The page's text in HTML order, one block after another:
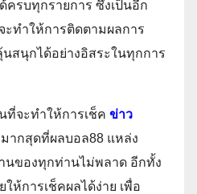
ครบทุกรายการ ซึ่งเป็นอีก
ทำให้การติดตามผลการ
สนุกได้อย่างอิสระในทุกการ
ที่จะทำให้การเช็ค ข่าว
ากสุดที่ผลบอล88 แหล่ง
นของทุกท่านไม่พลาด อีกทั้ง
ห้การเช็คผลได้ง่าย เพื่อ